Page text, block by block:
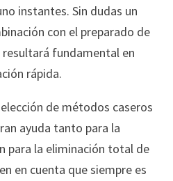
instantes. Sin dudas un
con el preparado de
fundamental en
rápida.
de métodos caseros
ayuda tanto para la
para la eliminación total de
en cuenta que siempre es